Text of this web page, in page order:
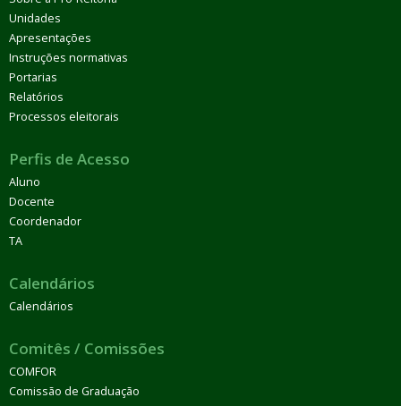
Unidades
Apresentações
Instruções normativas
Portarias
Relatórios
Processos eleitorais
Perfis de Acesso
Aluno
Docente
Coordenador
TA
Calendários
Calendários
Comitês / Comissões
COMFOR
Comissão de Graduação